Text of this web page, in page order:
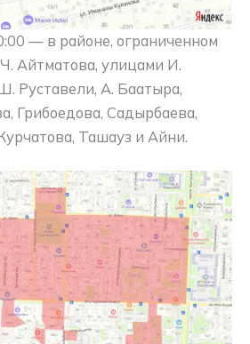
— в районе, ограниченном
Айтматова, улицами И.
Руставели, А. Баатыра,
Грибоедова, Садырбаева,
Ташауз и Айни.